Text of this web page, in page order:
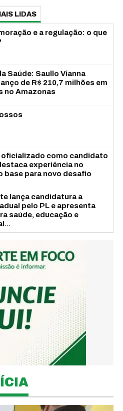
LIDAS
e a regulação: o que
Saúde: Saullo Vianna
de R$ 210,7 milhões em
no Amazonas
oficializado como candidato
experiência no
base para novo desafio
lança candidatura a
pelo PL e apresenta
saúde, educação e